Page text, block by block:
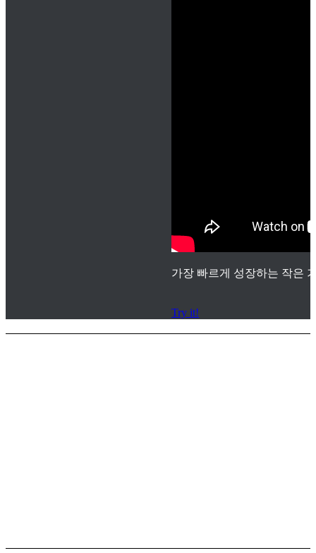
가장 빠르게 성장하는 작은
Try it!